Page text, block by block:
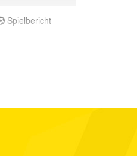
Spielbericht
Spielbericht